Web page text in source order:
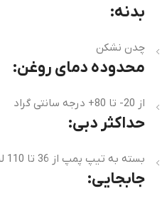
بدنه:
چدن نشکن
محدوده دمای روغن:
از 20- تا 80+ درجه سانتی گراد
حداکثر دبی:
بسته به تیپ پمپ از 36 تا 110 لیتر بر دقیقه
جابجایی: